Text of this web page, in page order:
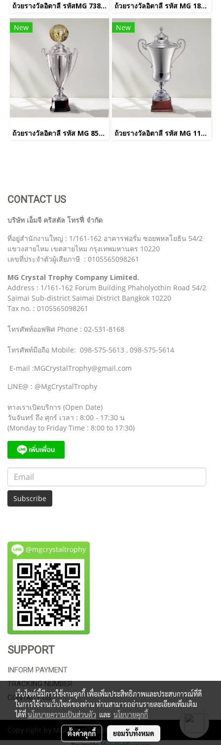
ถ้วยรางวัลอิตาลี รหัสMG 738 /2 CC ถ้วยรางวัลอิตาลี รหัส MG 1853 / 4CC
New
ถ้วยรางวัลอิตาลี รหัส MG 852/2
New
ถ้วยรางวัลอิตาลี รหัส MG 1178/2 CC
CONTACT US
บริษัท เอ็มจี คริสตัล โทรฟี่ จำกัด
ที่อยู่สำนักงานใหญ่ : 1/161-162 อาคารฟอรั่ม ซอยพหลโยธิน 54/2
แขวงสายไหม เขตสายไหม กรุงเทพมหานคร 10220
เลขที่ประจำตัวผู้เสียภาษี : 0105565098261
MG Crystal Trophy Company Limited.
Address : 1/161-162 Forum Building Phaholyothin Road 54/2
Saimai Sub-district Saimai District Bangkok 10220
Tax no. : 0105565098261
โทรศัพท์ออฟฟิศ Phone : 02-531-8168
โทรศัพท์มือถือ Mobile: 098-575-5613 , 098-575-5614
E-mail :MGCrystalTrophy@gmail.com
LINE@ : @MgCrystalTrophy
ทางเราเปิดบริการ (Open Date)
วันจันทร์ ถึง ศุกร์ เวลา : 8:00 - 17:30 น
(Monday to Friday Time : 8:00 to 17:30)
Subscribe
@mgcrystaltrophy
SUPPORT
INFORM PAYMENT
TRACKING NUMBER
CONTACT US
Copy right by MGCrystalTrophy
เว็บไซต์นี้มีการใช้งานคุกกี้ เพื่อเพิ่มประสิทธิภาพและประสบการณ์ที่ดี
ในการใช้งานเว็บไซต์ของท่าน ท่านสามารถอ่านรายละเอียดเพิ่มเติม
ได้ที่นโยบายความเป็นส่วนตัว และ นโยบายคุกกี้
ตั้งค่าคุกกี้ ยอมรับทั้งหมด